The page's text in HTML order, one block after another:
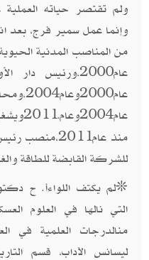
ولم تقتصر حياته
وإنما عمل سمير فرج، بعد
من المناصب المدنية
عام2000،ورئيس
عام2004وعام
.
منذ
للشركة القابضة للطاقة
❊لم يكتف اللواءأ. ح
التي نالها في العلوم
منالدرجات العلمية في
ليسانس الآداب، قسم